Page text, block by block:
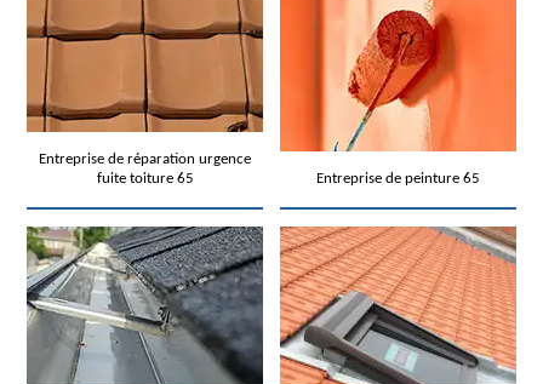
Entreprise de réparation urgence
fuite toiture 65
Entreprise de peinture 65